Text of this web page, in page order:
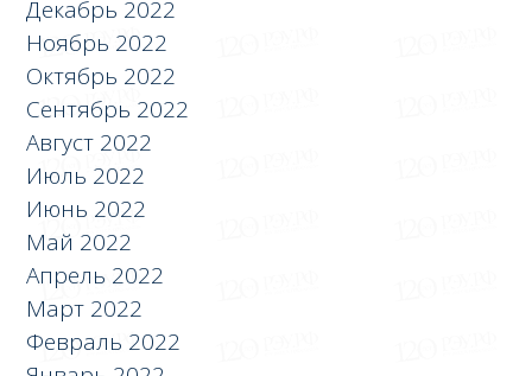
Декабрь 2022
Ноябрь 2022
Октябрь 2022
Сентябрь 2022
Август 2022
Июль 2022
Июнь 2022
Май 2022
Апрель 2022
Март 2022
Февраль 2022